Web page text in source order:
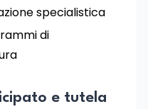
specialistica
di
e tutela